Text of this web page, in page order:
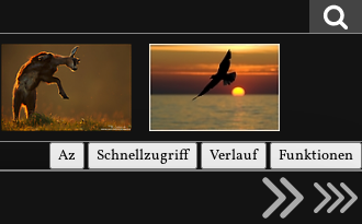
Az Schnellzugriff Verlauf Funktionen